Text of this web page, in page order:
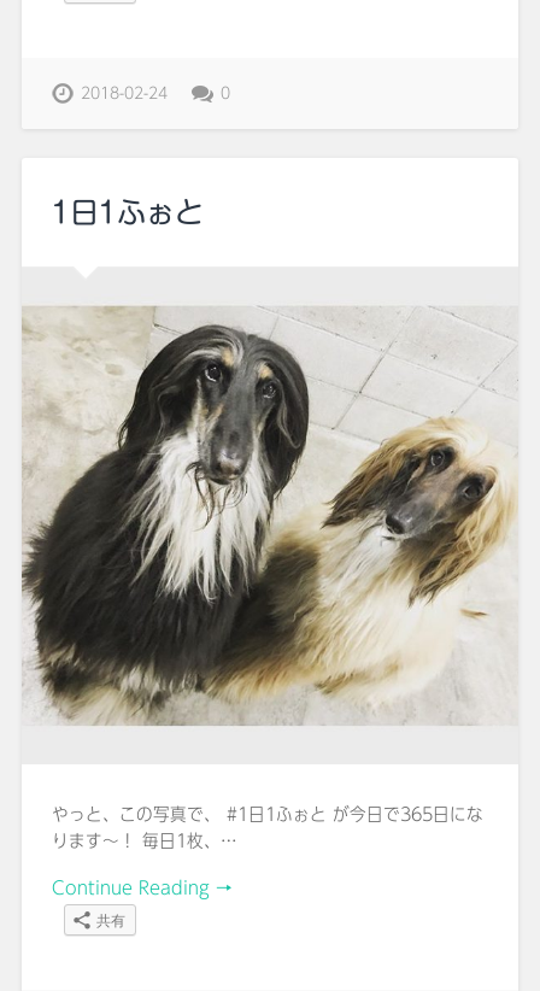
2018-02-24 0
1日1ふぉと
やっと、この写真で、 #1日1ふぉと が今日で365日にな
ります～！ 毎日1枚、…
Continue Reading →
共有